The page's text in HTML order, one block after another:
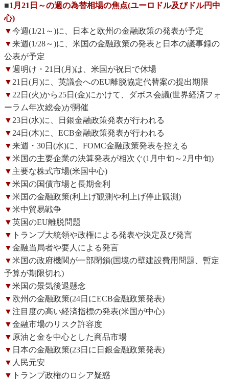
■1月21日～の週の為替相場の焦点(ユーロドル及びドル円中
心)
▼今週(1/21～)に、日本と欧州の金融政策の発表が予定
▼来週(1/28～)に、米国の金融政策の発表と日本の議事録の
公表が予定
▼週明け・21日(月)は、米国が祝日で休場
▼21日(月)に、英議会へのEU離脱協定代替案の提出期限
▼22日(火)から25日(金)にかけて、ダボス会議(世界経済フォ
ーラム年次総会)が開催
▼23日(水)に、日銀金融政策発表が行われる
▼24日(木)に、ECB金融政策発表が行われる
▼来週・30日(水)に、FOMC金融政策発表を控える
▼米国の主要企業の決算発表が相次ぐ(1月中旬～2月中旬)
▼ 主要な株式市場(米国中心)
▼米国の国債市場と長期金利
▼米国の金融政策(利上げ観測や利上げ停止観測)
▼米中貿易戦争
▼英国のEU離脱問題
▼ トランプ大統領や政権による発表や決定及び発言
▼金融当局者や要人による発言
▼米国の政府機関が一部閉鎖(国境の壁建設費用問題、暫定
予算が期限切れ)
▼米国の景気後退懸念
▼ 欧州の金融政策(24日にECB金融政策発表)
▼注目度の高い経済指標の発表(米国が中心)
▼金融市場のリスク許容度
▼ 原油と金を中心とした商品市場
▼ 日本の金融政策(23日に日銀金融政策発表)
▼ 人民元安
▼ トランプ政権のロシア疑惑